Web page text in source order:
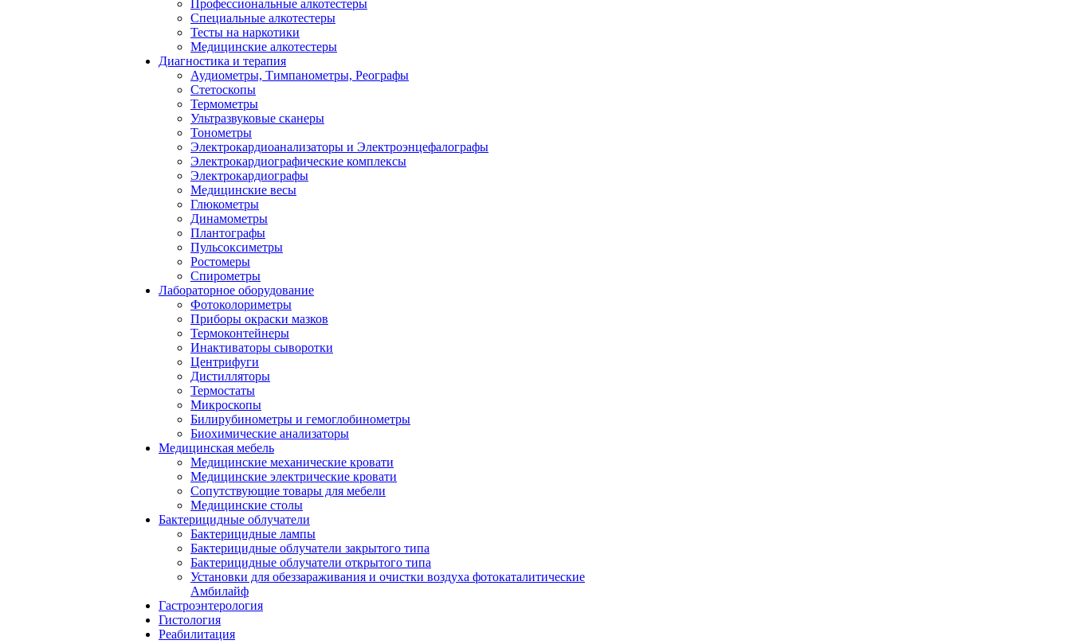
Профессиональные алкотестеры
Специальные алкотестеры
Тесты на наркотики
Медицинские алкотестеры
Диагностика и терапия
Аудиометры, Тимпанометры, Реографы
Стетоскопы
Термометры
Ультразвуковые сканеры
Тонометры
Электрокардиоанализаторы и Электроэнцефалографы
Электрокардиографические комплексы
Электрокардиографы
Медицинские весы
Глюкометры
Динамометры
Плантографы
Пульсоксиметры
Ростомеры
Спирометры
Лабораторное оборудование
Фотоколориметры
Приборы окраски мазков
Термоконтейнеры
Инактиваторы сыворотки
Центрифуги
Дистилляторы
Термостаты
Микроскопы
Билирубинометры и гемоглобинометры
Биохимические анализаторы
Медицинская мебель
Медицинские механические кровати
Медицинские электрические кровати
Сопутствующие товары для мебели
Медицинские столы
Бактерицидные облучатели
Бактерицидные лампы
Бактерицидные облучатели закрытого типа
Бактерицидные облучатели открытого типа
Установки для обеззараживания и очистки воздуха фотокаталитические
Амбилайф
Гастроэнтерология
Гистология
Реабилитация